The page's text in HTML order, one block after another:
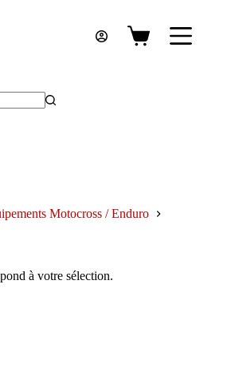
Panier
Motocross / Enduro
à votre sélection.